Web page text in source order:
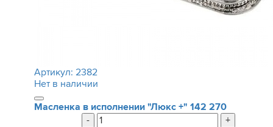
Артикул: 2382
Нет в наличии
Масленка в исполнении "Люкс +" 142 270
-
+